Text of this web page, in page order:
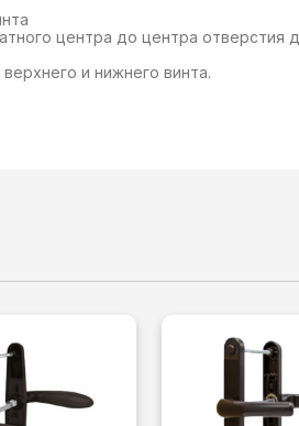
центра до центра отверстия
и нижнего винта.